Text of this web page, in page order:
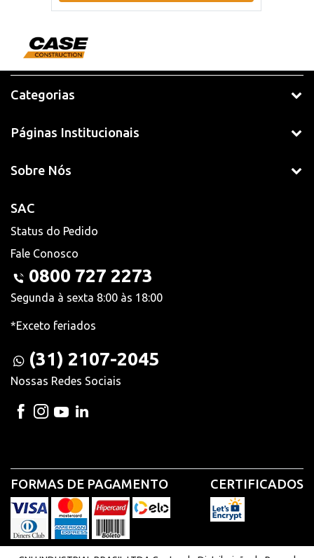
Categorias
Páginas Institucionais
Sobre Nós
SAC
Status do Pedido
Fale Conosco
0800 727 2273
Segunda à sexta 8:00 às 18:00
*Exceto feriados
(31) 2107-2045
Nossas Redes Sociais
FORMAS DE PAGAMENTO CERTIFICADOS